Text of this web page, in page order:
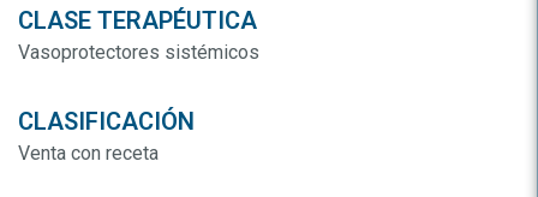
CLASE TERAPÉUTICA
Vasoprotectores sistémicos
CLASIFICACIÓN
Venta con receta